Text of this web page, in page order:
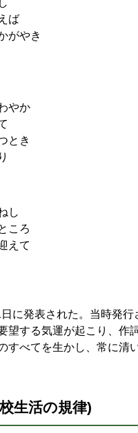
ば
がやき
やか
とき
し
ころ
えて
に発表された。当時発
望する気運が起こり、作
すべてを生かし、常に清
生活の規律)